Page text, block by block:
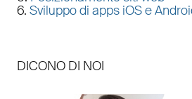
6. Sviluppo di apps iOS e
DICONO DI NOI